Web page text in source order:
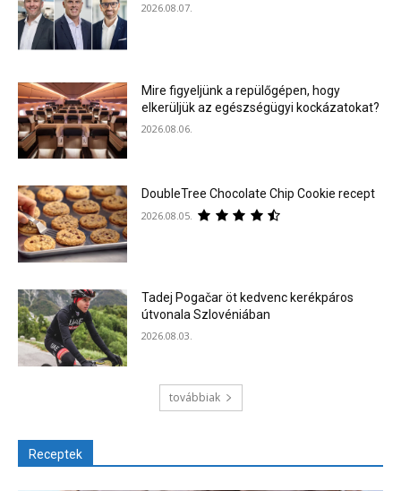
2026.08.07.
Mire figyeljünk a repülőgépen, hogy
elkerüljük az egészségügyi kockázatokat?
2026.08.06.
DoubleTree Chocolate Chip Cookie recept
2026.08.05.
Tadej Pogačar öt kedvenc kerékpáros
útvonala Szlovéniában
2026.08.03.
továbbiak
Receptek